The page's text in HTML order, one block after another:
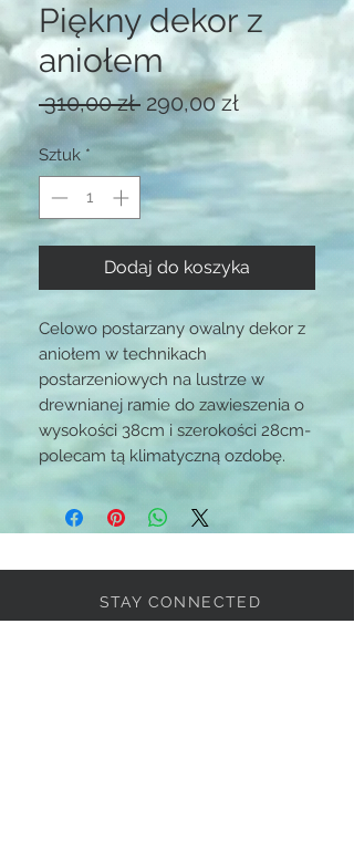
Piękny dekor z
aniołem
310,00 zł Regularna
cena
290,00 złCena
Rabatowa
Sztuk *
Dodaj do koszyka
Celowo postarzany owalny dekor z
aniołem w technikach
postarzeniowych na lustrze w
drewnianej ramie do zawieszenia o
wysokości 38cm i szerokości 28cm-
polecam tą klimatyczną ozdobę.
STAY CONNECTED